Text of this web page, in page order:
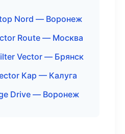
Nord — Воронеж
Route — Москва
Vector — Брянск
Кар — Калуга
Drive — Воронеж